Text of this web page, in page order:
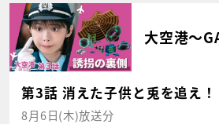
大空港～
第3話 消えた子供と兎を追え！
8月6日(木)放送分